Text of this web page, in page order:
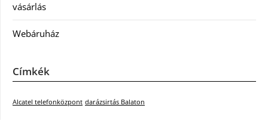
vásárlás
Webáruház
Címkék
Alcatel telefonközpont darázsirtás Balaton